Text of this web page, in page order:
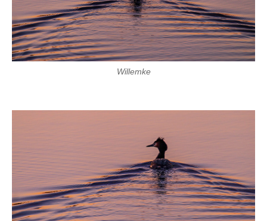
Willemke